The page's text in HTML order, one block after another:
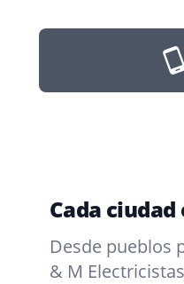
Cada
Desde pueblos
& M